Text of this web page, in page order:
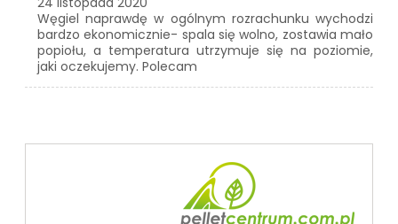
Węgiel naprawdę w ogólnym rozrachunku wychodzi
bardzo ekonomicznie- spala się wolno, zostawia mało
popiołu, a temperatura utrzymuje się na poziomie,
jaki oczekujemy. Polecam